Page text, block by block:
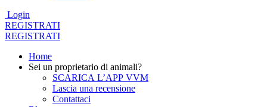
Login
REGISTRATI
REGISTRATI
Home
Sei un proprietario di animali?
SCARICA L’APP VVM
Lascia una recensione
Contattaci